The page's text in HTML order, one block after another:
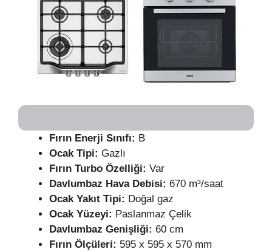
Fırın Enerji Sınıfı: B
Ocak Tipi: Gazlı
Fırın Turbo Özelliği: Var
Davlumbaz Hava Debisi: 670 m³/saat
Ocak Yakıt Tipi: Doğal gaz
Ocak Yüzeyi: Paslanmaz Çelik
Davlumbaz Genişliği: 60 cm
Fırın Ölçüleri: 595 x 595 x 570 mm